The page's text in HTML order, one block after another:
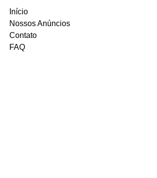
Início
Nossos Anúncios
Contato
FAQ